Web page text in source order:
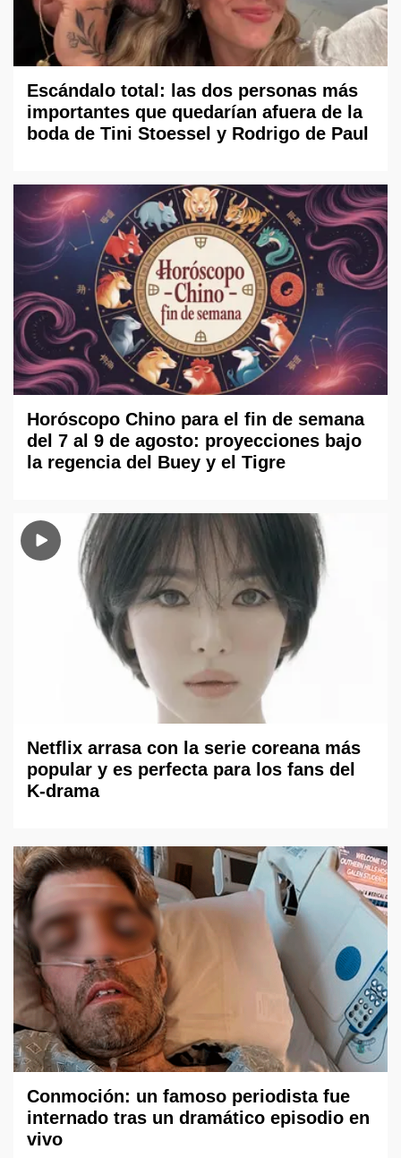
Escándalo total: las dos personas más
importantes que quedarían afuera de la
boda de Tini Stoessel y Rodrigo de Paul
Horóscopo Chino para el fin de semana
del 7 al 9 de agosto: proyecciones bajo
la regencia del Buey y el Tigre
Netflix arrasa con la serie coreana más
popular y es perfecta para los fans del
K-drama
Conmoción: un famoso periodista fue
internado tras un dramático episodio en
vivo